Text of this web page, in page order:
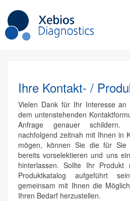
Ihre Kontakt- /
Vielen Dank für Ihr Interesse an
dem untenstehenden
Anfrage genauer
nachfolgend zeitnah mit Ihnen in
mögen, können Sie die für Sie
bereits vorselektieren und uns
hinterlassen. Sollte Ihr
Produktkatalog aufgeführt
gemeinsam mit Ihnen die
Ihren Bedarf herzustellen.